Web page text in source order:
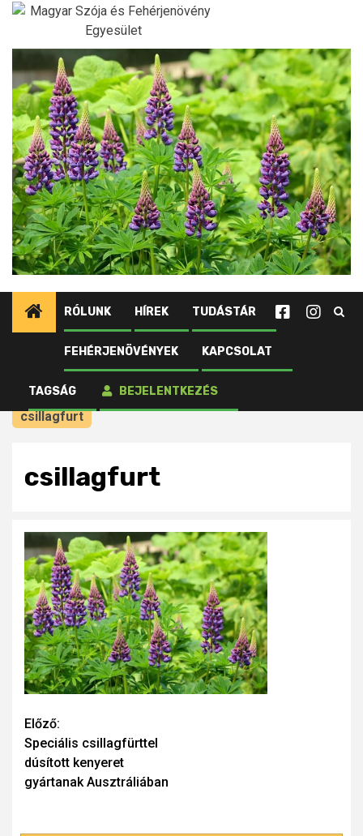
Ugrás
tartalomhoz
RÓLUNK HÍREK TUDÁSTÁR
FEHÉRJENÖVÉNYEK KAPCSOLAT
TAGSÁG BEJELENTKEZÉS
Kezdőlap
Újdonságok
Ausztráliában
csillagfurt
csillagfurt
Continue
Reading
Előző:
Speciális csillagfürttel
dúsított kenyeret
gyártanak Ausztráliában